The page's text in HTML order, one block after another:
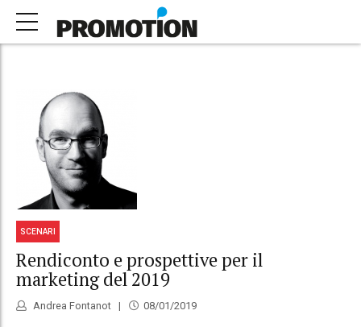
SCENARI
Rendiconto e prospettive per il
marketing del 2019
Andrea Fontanot 08/01/2019